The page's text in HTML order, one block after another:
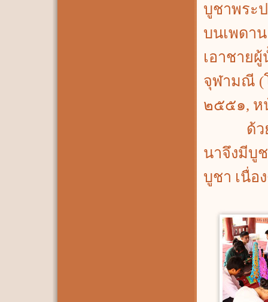
บูชาพระ
บนเพดา
เอาชาย
จุฬามณี (
๒๕๕๑, ห
ด้วยเห
นาจึงมีบู
บูชา เนื่อ